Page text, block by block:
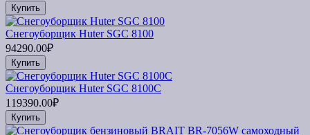
Купить
Снегоуборщик Huter SGC 8100
94290.00₽
Купить
Снегоуборщик Huter SGC 8100C
119390.00₽
Купить